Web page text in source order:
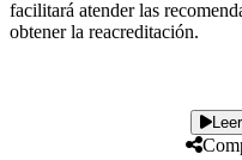
facilitará atender las
obtener la reacreditación.
Leer